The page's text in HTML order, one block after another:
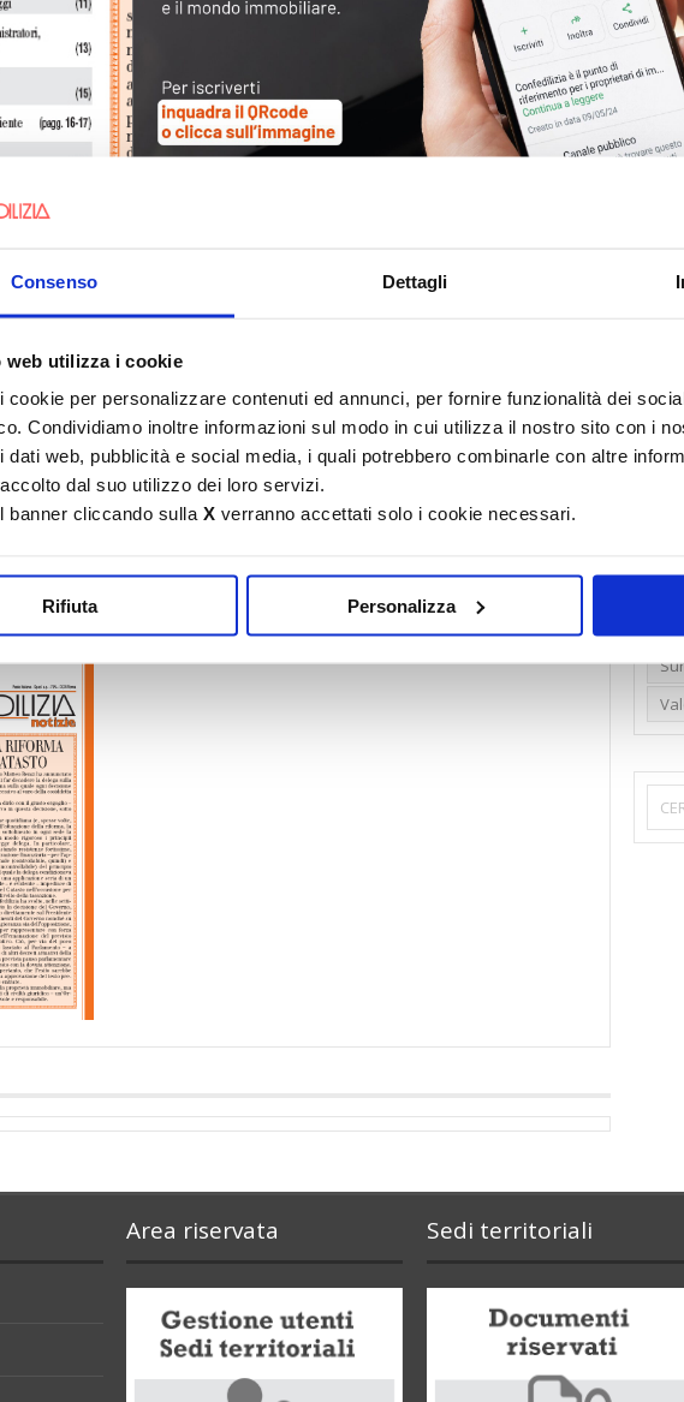
Consenso Dettagli
web utilizza i cookie
cookie per personalizzare contenuti ed annunci, per fornire funzionalità dei
Condividiamo inoltre informazioni sul modo in cui utilizza il nostro sito con i
dati web, pubblicità e social media, i quali potrebbero combinarle con altre
dal suo utilizzo dei loro servizi.
banner cliccando sulla X verranno accettati solo i cookie necessari.
Rifiuta Personalizza
Area riservata Sedi territoriali